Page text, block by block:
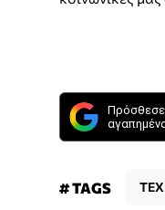
# TAGS